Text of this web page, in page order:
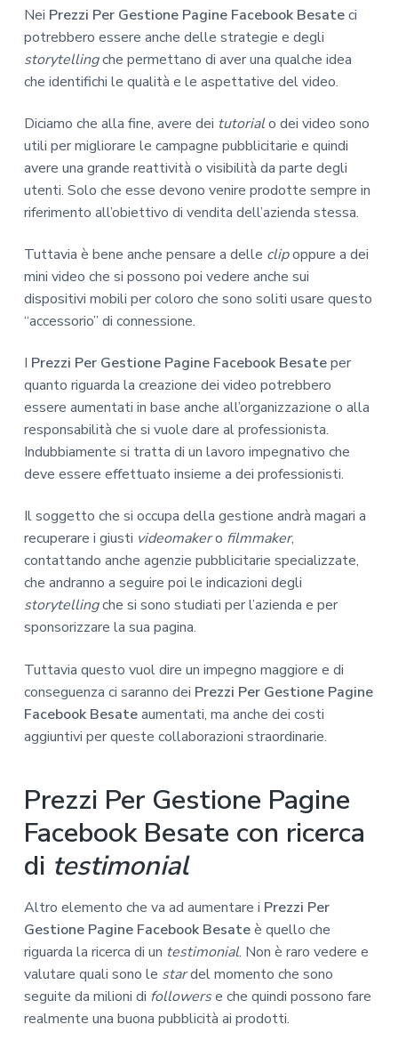
Nei Prezzi Per Gestione Pagine Facebook Besateci
potrebbero essere anche delle strategie e degli
storytellingche permettano di aver una qualche idea
che identifichi le qualità e le aspettative del video.
Diciamo che alla fine, avere dei tutorialo dei video sono
utili per migliorare le campagne pubblicitarie e quindi
avere una grande reattività o visibilità da parte degli
utenti. Solo che esse devono venire prodotte sempre in
riferimento all’obiettivo di vendita dell’azienda stessa.
Tuttavia è bene anche pensare a delle clipoppure a dei
mini video che si possono poi vedere anche sui
dispositivi mobili per coloro che sono soliti usare questo
“accessorio” di connessione.
I Prezzi Per Gestione Pagine Facebook Besateper
quanto riguarda la creazione dei video potrebbero
essere aumentati in base anche all’organizzazione o alla
responsabilità che si vuole dare al professionista.
Indubbiamente si tratta di un lavoro impegnativo che
deve essere effettuato insieme a dei professionisti.
Il soggetto che si occupa della gestione andrà magari a
recuperare i giusti videomakero filmmaker,
contattando anche agenzie pubblicitarie specializzate,
che andranno a seguire poi le indicazioni degli
storytellingche si sono studiati per l’azienda e per
sponsorizzare la sua pagina.
Tuttavia questo vuol dire un impegno maggiore e di
conseguenza ci saranno dei Prezzi Per Gestione Pagine
Facebook Besateaumentati, ma anche dei costi
aggiuntivi per queste collaborazioni straordinarie.
Prezzi Per Gestione Pagine
Facebook Besate con ricerca
di testimonial
Altro elemento che va ad aumentare i Prezzi Per
Gestione Pagine Facebook Besateè quello che
riguarda la ricerca di un testimonial. Non è raro vedere e
valutare quali sono le stardel momento che sono
seguite da milioni di followerse che quindi possono fare
realmente una buona pubblicità ai prodotti.